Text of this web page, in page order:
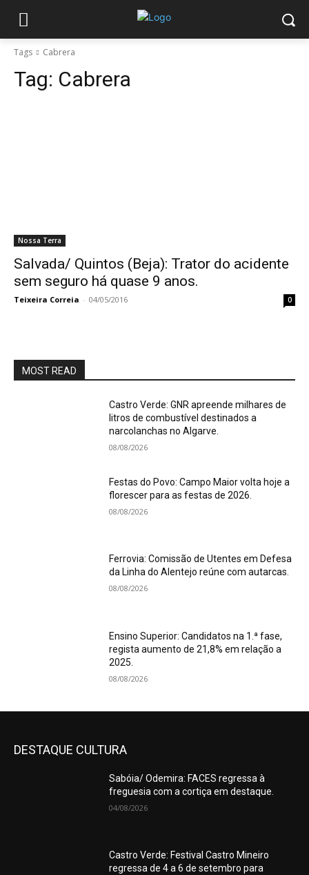
Tags Cabrera
Tag: Cabrera
Nossa Terra
Salvada/ Quintos (Beja): Trator do acidente
sem seguro há quase 9 anos.
Teixeira Correia - 04/05/2016 0
MOST READ
Castro Verde: GNR apreende milhares de
litros de combustível destinados a
narcolanchas no Algarve.
08/08/2026
Festas do Povo: Campo Maior volta hoje a
florescer para as festas de 2026.
08/08/2026
Ferrovia: Comissão de Utentes em Defesa
da Linha do Alentejo reúne com autarcas.
08/08/2026
Ensino Superior: Candidatos na 1.ª fase,
regista aumento de 21,8% em relação a
2025.
08/08/2026
DESTAQUE CULTURA
Sabóia/ Odemira: FACES regressa à
freguesia com a cortiça em destaque.
04/08/2026
Castro Verde: Festival Castro Mineiro
regressa de 4 a 6 de setembro para